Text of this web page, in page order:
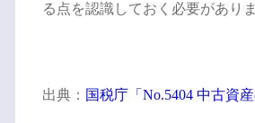
る点を認識しておく必要がありま
出典： 国税庁「No.5404 中古資